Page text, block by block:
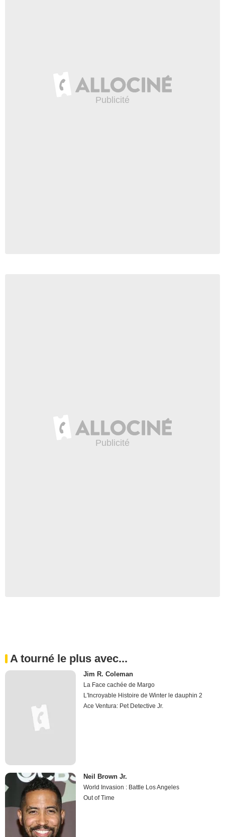
A tourné le plus avec...
Jim R. Coleman
La Face cachée de Margo
L'Incroyable Histoire de Winter le dauphin 2
Ace Ventura: Pet Detective Jr.
Neil Brown Jr.
World Invasion : Battle Los Angeles
Out of Time